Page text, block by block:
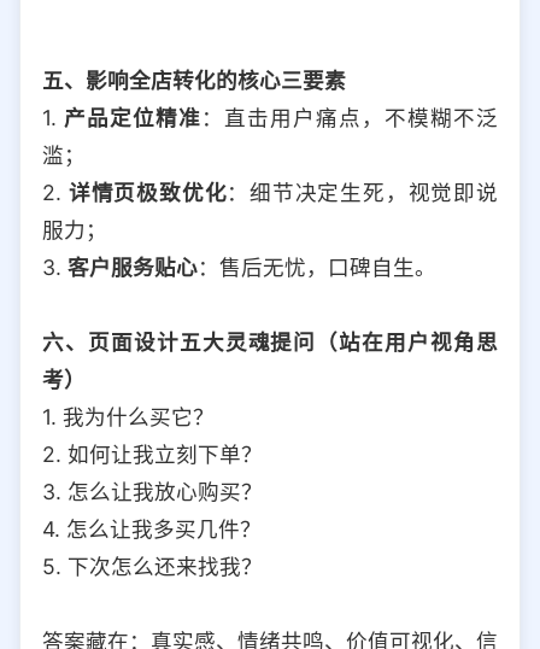
五、影响全店转化的核心三要素
1. 产品定位精准：直击用户痛点，不模糊不泛
滥；
2. 详情页极致优化：细节决定生死，视觉即说
服力；
3. 客户服务贴心：售后无忧，口碑自生。
六、页面设计五大灵魂提问（站在用户视角思
考）
1. 我为什么买它？
2. 如何让我立刻下单？
3. 怎么让我放心购买？
4. 怎么让我多买几件？
5. 下次怎么还来找我？
答案藏在：真实感、情绪共鸣、价值可视化、信